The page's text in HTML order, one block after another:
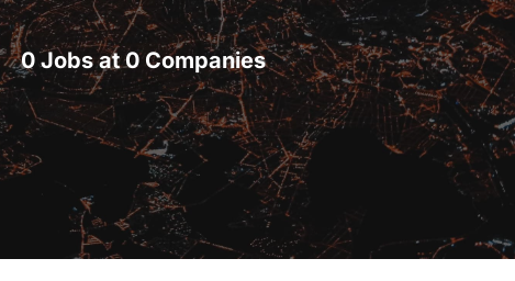
0 Jobs at 0 Companies